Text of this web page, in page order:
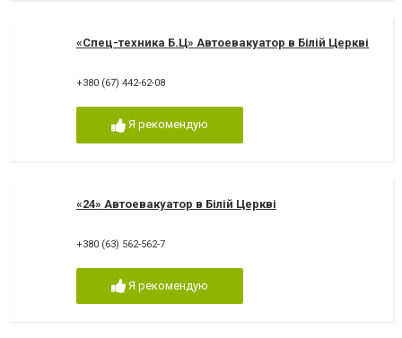
«Спец-техника Б.Ц» Автоевакуатор в Білій Церкві
+380 (67) 442-62-08
Я рекомендую
«24» Автоевакуатор в Білій Церкві
+380 (63) 562-562-7
Я рекомендую